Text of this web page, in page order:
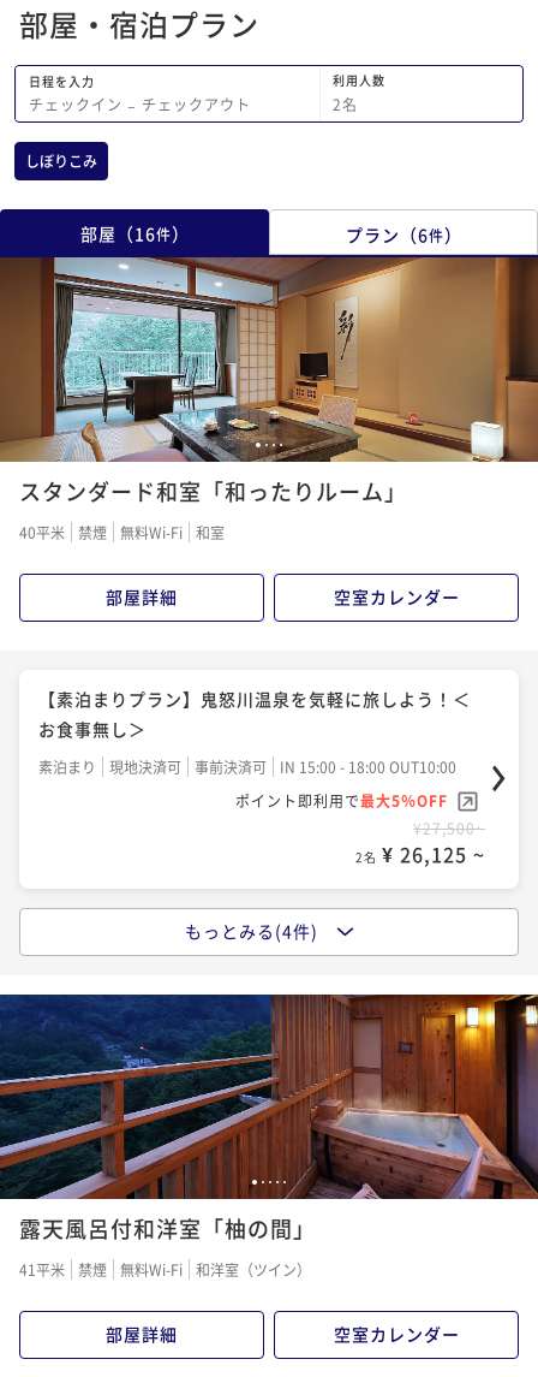
部屋・宿泊プラン
日程を入力
チェックイン − チェックアウト
利用人数
2名
しぼりこみ
部屋 （16件） プラン （6件）
1234
スタンダード和室「和ったりルーム」
40平米 禁煙 無料Wi-Fi 和室
部屋詳細 空室カレンダー
【素泊まりプラン】鬼怒川温泉を気軽に旅しよう！＜
お食事無し＞
素泊まり 現地決済可 事前決済可
IN 15:00 - 18:00 OUT10:00
ポイント即利用で最大5％OFF
¥27,500~
2名 ¥ 26,125 ~
【基本プラン】スタンダード懐石＜1泊2食付＞
ポイント即利用で最大5％OFF
¥40,700~
2名 ¥ 38,665 ~
【貸切岩盤浴付】プライベート岩盤浴付！＜1泊2食付
＞
二食付き 現地決済可 事前決済可
IN 15:00 - 18:00 OUT10:00
2名 ¥ 40,755 ~
もっとみる(4件)
1 2 3 4 5
露天風呂付和洋室「柚の間」
41平米 禁煙 無料Wi-Fi 和洋室（ツイン）
部屋詳細 空室カレンダー